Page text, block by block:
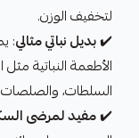
لتخفيف الوزن.
✔️بديل نباتي مثالي:
الأطعمة النباتية مثل
السلطات، والصلصات.
✔️مفيد لمرضى